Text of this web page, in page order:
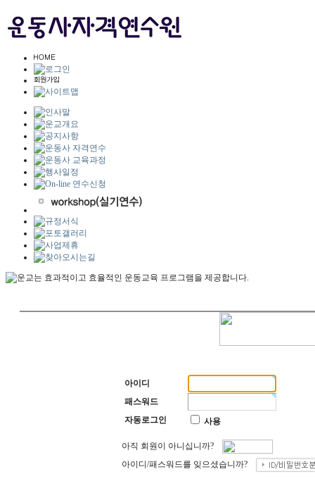
아이디
패스워드
자동로그인
사용
아직 회원이 아니십니까?
아이디/패스워드를 잊으셨습니까?